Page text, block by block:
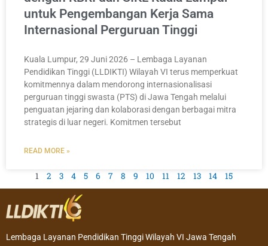
untuk Pengembangan Kerja Sama
Internasional Perguruan Tinggi
Kuala Lumpur, 29 Juni 2026 – Lembaga Layanan
Pendidikan Tinggi (LLDIKTI) Wilayah VI terus memperkuat
komitmennya dalam mendorong internasionalisasi
perguruan tinggi swasta (PTS) di Jawa Tengah melalui
penguatan jejaring dan kolaborasi dengan berbagai mitra
strategis di luar negeri. Komitmen tersebut
READ MORE »
1 2 3 4 5 6 7 8 9 10 11 12 13 14 15
Lembaga Layanan Pendidikan Tinggi Wilayah VI Jawa Tengah